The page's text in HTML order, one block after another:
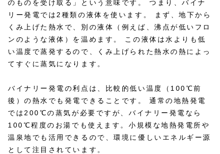
のものを受け取る」という意味です。 つまり、バイナ
リー発電では2種類の液体を使います。 まず、地下から
くみ上げた熱水で、別の液体（例えば、沸点が低いフロ
ンのような液体）を温めます。 この液体は水よりも低
い温度で蒸発するので、くみ上げられた熱水の熱によっ
てすぐに蒸気になります。
バイナリー発電の利点は、比較的低い温度（100℃前
後）の熱水でも発電できることです。 通常の地熱発電
では200℃の蒸気が必要ですが、バイナリー発電なら
100℃程度のお湯でも使えます。小規模な地熱発電所や
温泉地でも活用できるので、環境に優しいエネルギー源
として注目されています。